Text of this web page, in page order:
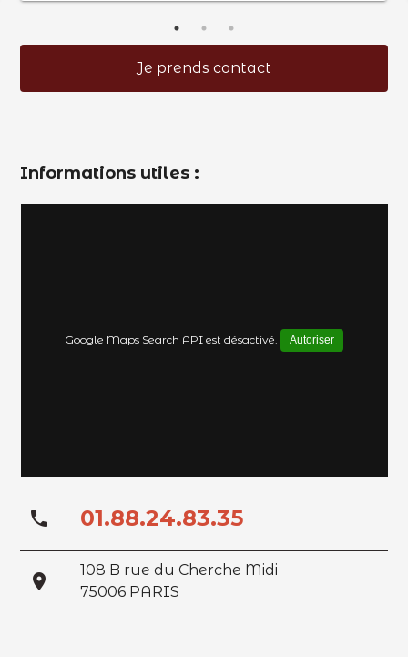
Je prends contact
Informations utiles :
Google Maps Search API est désactivé. Autoriser
phone 01.88.24.83.35
place
108 B rue du Cherche Midi
75006 PARIS